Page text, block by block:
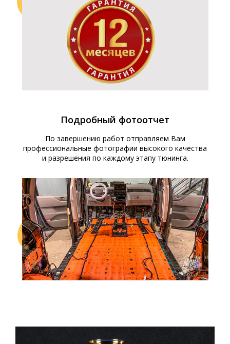
Подробный фотоотчет
По завершению работ отправляем Вам
профессиональные фотографии высокого качества
и разрешения по каждому этапу тюнинга.